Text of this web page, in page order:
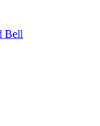
Bell